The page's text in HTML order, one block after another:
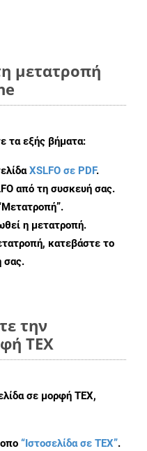
μετατροπή
τα εξής βήματα:
XSLFO σε PDF.
από τη συσκευή σας.
.
η μετατροπή.
κατεβάστε το
σας.
την
TEX
σε μορφή TEX,
“Ιστοσελίδα σε TEX”.